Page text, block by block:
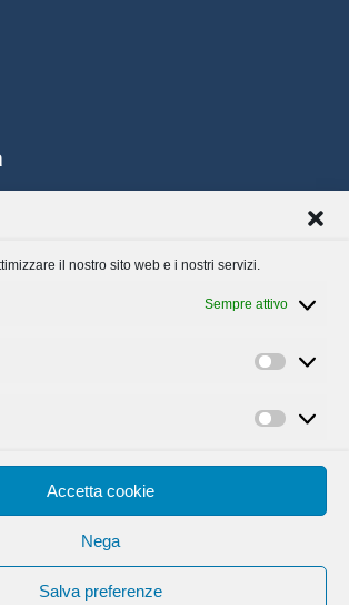
il nostro sito web e i nostri servizi.
Sempre attivo
Accetta cookie
Nega
Salva preferenze
– 26013 Crema